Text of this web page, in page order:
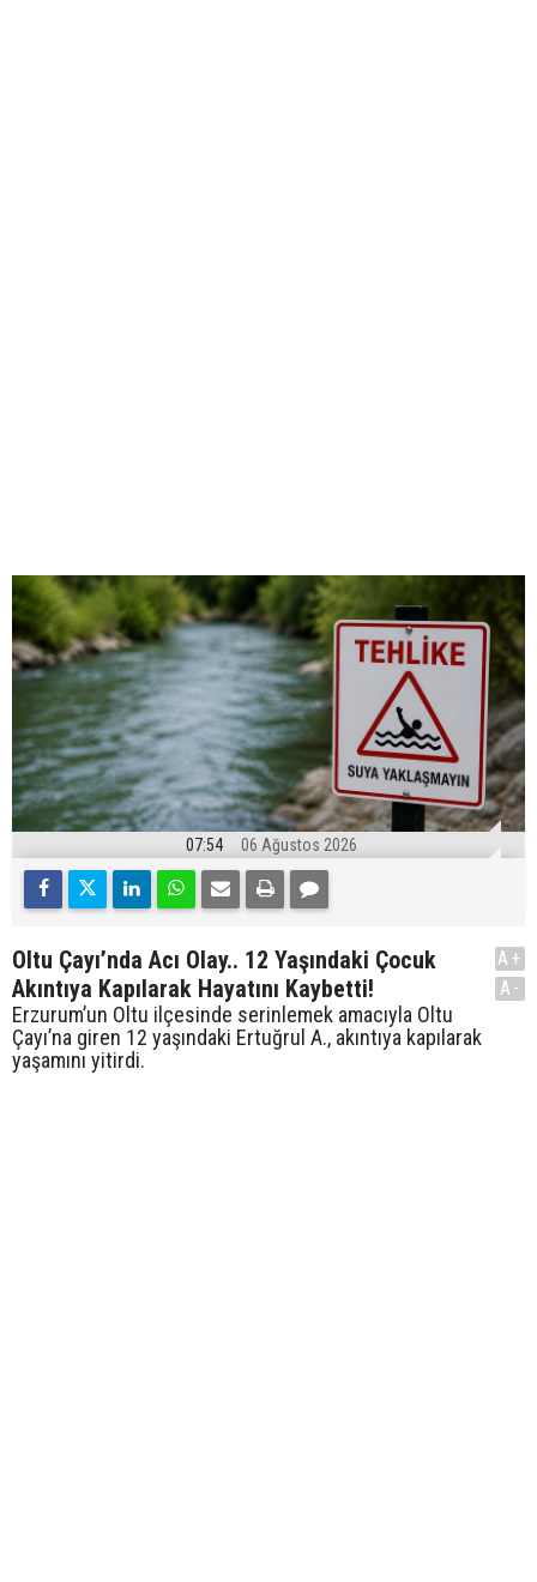
07:54 06 Ağustos 2026
Oltu Çayı’nda Acı Olay.. 12 Yaşındaki Çocuk
Akıntıya Kapılarak Hayatını Kaybetti!
Erzurum’un Oltu ilçesinde serinlemek amacıyla Oltu
Çayı’na giren 12 yaşındaki Ertuğrul A., akıntıya kapılarak
yaşamını yitirdi.
A+
A-